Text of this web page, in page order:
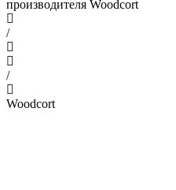
производителя Woodcort
/
/
Woodcort